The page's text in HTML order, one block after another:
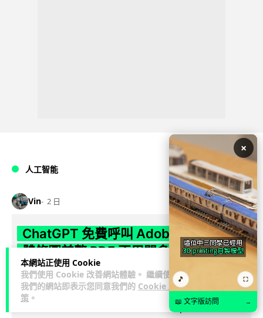
本網站正使用 Cookie
我們使用 Cookie 改善網站體驗。 繼續使用
我們的網站即表示您同意我們的 Cookie 政
策 。
人工智能
Vin 2 日
ChatGPT 免費呼叫 Adobe 一句話跨軟
體修圖兼整 PDF 不用開多個 APP 兼免
帳號
Adobe 宣布推出全新統一版 Adobe for ChatGPT 外掛，取代
去年推出三個獨立 connector，將 Photoshop、... 閱讀全文
×
🎵 ⛶
📖 文字版訪問 →